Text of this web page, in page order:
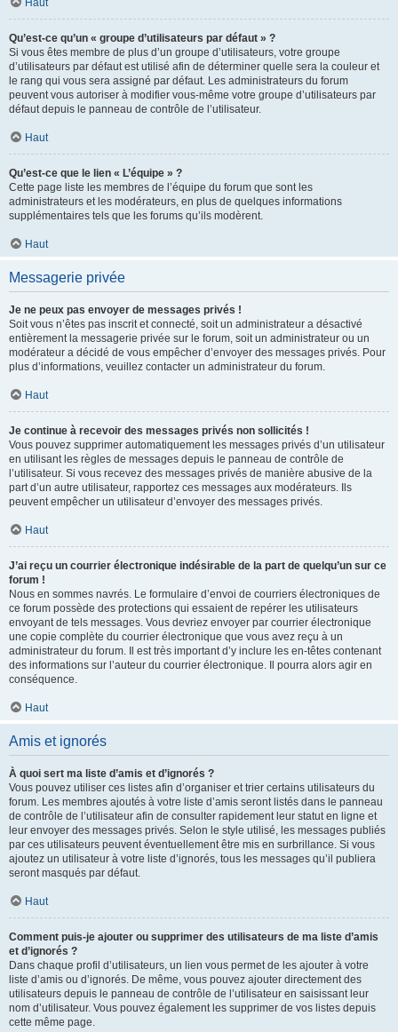
Haut
Qu’est-ce qu’un « groupe d’utilisateurs par défaut » ?
Si vous êtes membre de plus d’un groupe d’utilisateurs, votre groupe
d’utilisateurs par défaut est utilisé afin de déterminer quelle sera la couleur et
le rang qui vous sera assigné par défaut. Les administrateurs du forum
peuvent vous autoriser à modifier vous-même votre groupe d’utilisateurs par
défaut depuis le panneau de contrôle de l’utilisateur.
Haut
Qu’est-ce que le lien « L’équipe » ?
Cette page liste les membres de l’équipe du forum que sont les
administrateurs et les modérateurs, en plus de quelques informations
supplémentaires tels que les forums qu’ils modèrent.
Haut
Messagerie privée
Je ne peux pas envoyer de messages privés !
Soit vous n’êtes pas inscrit et connecté, soit un administrateur a désactivé
entièrement la messagerie privée sur le forum, soit un administrateur ou un
modérateur a décidé de vous empêcher d’envoyer des messages privés. Pour
plus d’informations, veuillez contacter un administrateur du forum.
Haut
Je continue à recevoir des messages privés non sollicités !
Vous pouvez supprimer automatiquement les messages privés d’un utilisateur
en utilisant les règles de messages depuis le panneau de contrôle de
l’utilisateur. Si vous recevez des messages privés de manière abusive de la
part d’un autre utilisateur, rapportez ces messages aux modérateurs. Ils
peuvent empêcher un utilisateur d’envoyer des messages privés.
Haut
J’ai reçu un courrier électronique indésirable de la part de quelqu’un sur ce
forum !
Nous en sommes navrés. Le formulaire d’envoi de courriers électroniques de
ce forum possède des protections qui essaient de repérer les utilisateurs
envoyant de tels messages. Vous devriez envoyer par courrier électronique
une copie complète du courrier électronique que vous avez reçu à un
administrateur du forum. Il est très important d’y inclure les en-têtes contenant
des informations sur l’auteur du courrier électronique. Il pourra alors agir en
conséquence.
Haut
Amis et ignorés
À quoi sert ma liste d’amis et d’ignorés ?
Vous pouvez utiliser ces listes afin d’organiser et trier certains utilisateurs du
forum. Les membres ajoutés à votre liste d’amis seront listés dans le panneau
de contrôle de l’utilisateur afin de consulter rapidement leur statut en ligne et
leur envoyer des messages privés. Selon le style utilisé, les messages publiés
par ces utilisateurs peuvent éventuellement être mis en surbrillance. Si vous
ajoutez un utilisateur à votre liste d’ignorés, tous les messages qu’il publiera
seront masqués par défaut.
Haut
Comment puis-je ajouter ou supprimer des utilisateurs de ma liste d’amis
et d’ignorés ?
Dans chaque profil d’utilisateurs, un lien vous permet de les ajouter à votre
liste d’amis ou d’ignorés. De même, vous pouvez ajouter directement des
utilisateurs depuis le panneau de contrôle de l’utilisateur en saisissant leur
nom d’utilisateur. Vous pouvez également les supprimer de vos listes depuis
cette même page.